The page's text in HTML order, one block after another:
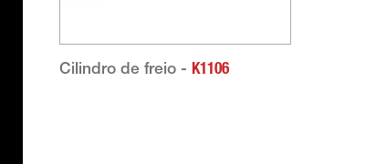
Cilindro de freio - K1106